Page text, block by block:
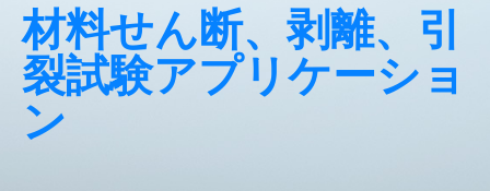
材料せん断、剥離、引
裂試験アプリケーショ
ン